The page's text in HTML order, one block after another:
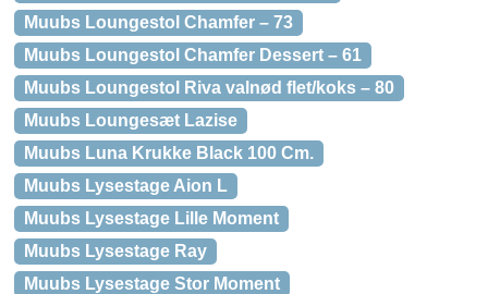
Muubs Loungestol Chamfer – 73
Muubs Loungestol Chamfer Dessert – 61
Muubs Loungestol Riva valnød flet/koks – 80
Muubs Loungesæt Lazise
Muubs Luna Krukke Black 100 Cm.
Muubs Lysestage Aion L
Muubs Lysestage Lille Moment
Muubs Lysestage Ray
Muubs Lysestage Stor Moment